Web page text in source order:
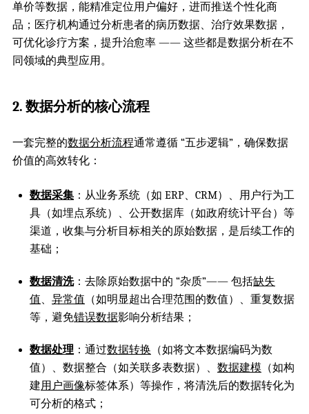
单价等数据，能精准定位用户偏好，进而推送个性化商
品；医疗机构通过分析患者的病历数据、治疗效果数据，
可优化诊疗方案，提升治愈率 —— 这些都是数据分析在不
同领域的典型应用。
2. 数据分析的核心流程
一套完整的数据分析流程通常遵循 “五步逻辑”，确保数据
价值的高效转化：
数据采集 ：从业务系统（如 ERP、CRM）、用户行为工
具（如埋点系统）、公开数据库（如政府统计平台）等
渠道，收集与分析目标相关的原始数据，是后续工作的
基础；
数据清洗：去除原始数据中的 “杂质”—— 包括缺失
值、 异常值 （如明显超出合理范围的数值）、重复数据
等，避免错误数据影响分析结果；
数据处理 ：通过数据转换 （如将文本数据编码为数
值）、数据整合（如关联多表数据）、 数据建模 （如构
建用户画像标签体系）等操作，将清洗后的数据转化为
可分析的格式；